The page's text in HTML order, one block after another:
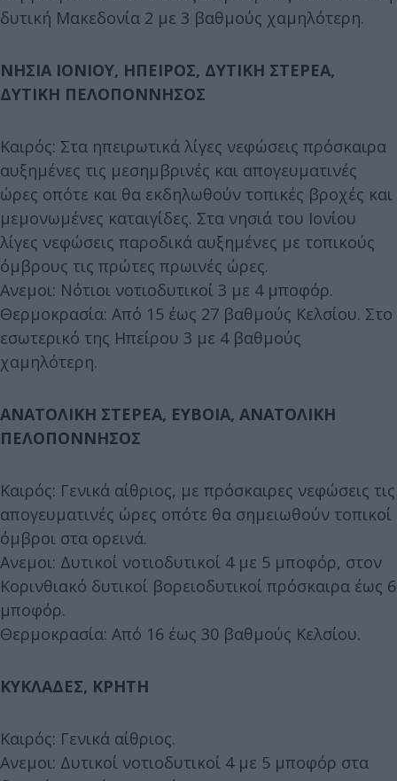
δυτική Μακεδονία 2 με 3 βαθμούς χαμηλότερη.
ΝΗΣΙΑ ΙΟΝΙΟΥ, ΗΠΕΙΡΟΣ, ΔΥΤΙΚΗ ΣΤΕΡΕΑ,
ΔΥΤΙΚΗ ΠΕΛΟΠΟΝΝΗΣΟΣ
Καιρός: Στα ηπειρωτικά λίγες νεφώσεις πρόσκαιρα
αυξημένες τις μεσημβρινές και απογευματινές
ώρες οπότε και θα εκδηλωθούν τοπικές βροχές και
μεμονωμένες καταιγίδες. Στα νησιά του Ιονίου
λίγες νεφώσεις παροδικά αυξημένες με τοπικούς
όμβρους τις πρώτες πρωινές ώρες.
Ανεμοι: Νότιοι νοτιοδυτικοί 3 με 4 μποφόρ.
Θερμοκρασία: Από 15 έως 27 βαθμούς Κελσίου. Στο
εσωτερικό της Ηπείρου 3 με 4 βαθμούς
χαμηλότερη.
ΑΝΑΤΟΛΙΚΗ ΣΤΕΡΕΑ, ΕΥΒΟΙΑ, ΑΝΑΤΟΛΙΚΗ
ΠΕΛΟΠΟΝΝΗΣΟΣ
Καιρός: Γενικά αίθριος, με πρόσκαιρες νεφώσεις τις
απογευματινές ώρες οπότε θα σημειωθούν τοπικοί
όμβροι στα ορεινά.
Ανεμοι: Δυτικοί νοτιοδυτικοί 4 με 5 μποφόρ, στον
Κορινθιακό δυτικοί βορειοδυτικοί πρόσκαιρα έως 6
μποφόρ.
Θερμοκρασία: Από 16 έως 30 βαθμούς Κελσίου.
ΚΥΚΛΑΔΕΣ, ΚΡΗΤΗ
Καιρός: Γενικά αίθριος.
Ανεμοι: Δυτικοί νοτιοδυτικοί 4 με 5 μποφόρ στα